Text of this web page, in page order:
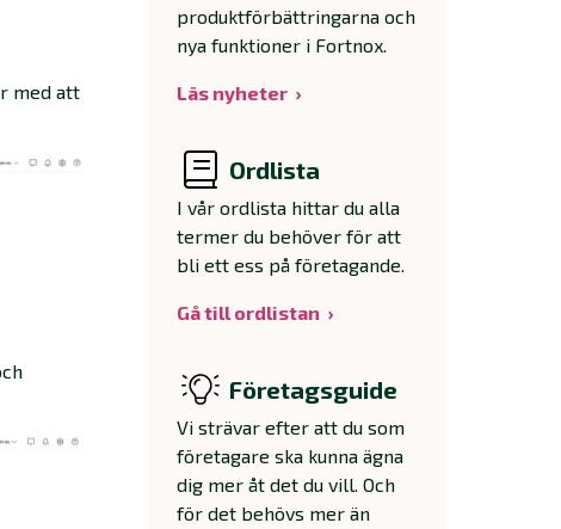
med att
produktförbättringarna och
nya funktioner i Fortnox.
Läs nyheter
Ordlista
I vår ordlista hittar du alla
termer du behöver för att
bli ett ess på företagande.
Gå till ordlistan
Företagsguide
Vi strävar efter att du som
företagare ska kunna ägna
dig mer åt det du vill. Och
för det behövs mer än